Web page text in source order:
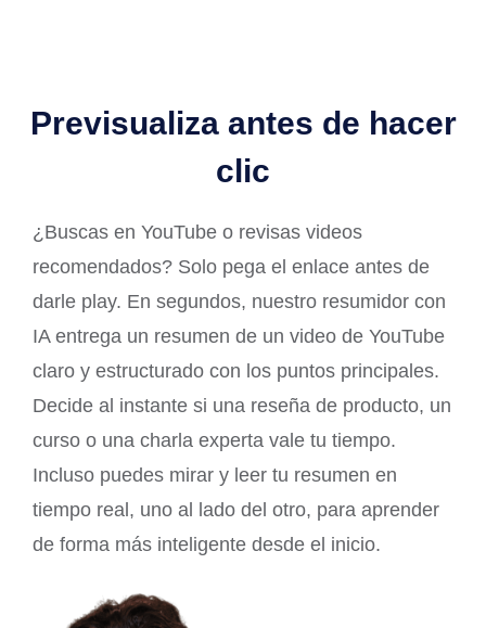
Previsualiza antes de hacer
clic
¿Buscas en YouTube o revisas videos
recomendados? Solo pega el enlace antes de
darle play. En segundos, nuestro resumidor con
IA entrega un resumen de un video de YouTube
claro y estructurado con los puntos principales.
Decide al instante si una reseña de producto, un
curso o una charla experta vale tu tiempo.
Incluso puedes mirar y leer tu resumen en
tiempo real, uno al lado del otro, para aprender
de forma más inteligente desde el inicio.